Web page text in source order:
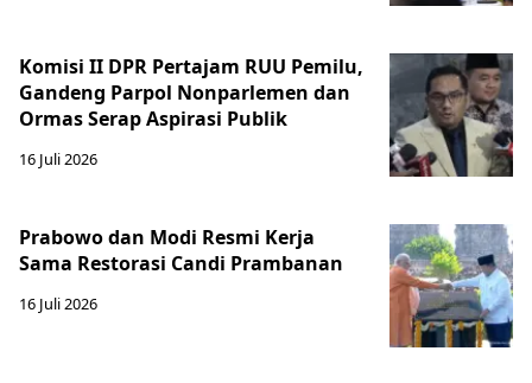
Komisi II DPR Pertajam RUU Pemilu,
Gandeng Parpol Nonparlemen dan
Ormas Serap Aspirasi Publik
16 Juli 2026
Prabowo dan Modi Resmi Kerja
Sama Restorasi Candi Prambanan
16 Juli 2026